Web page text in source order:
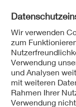
Die Veranstaltung
aber auch online
Bitte geben Sie bei
oder online.
Kommentar/
Bei Online-